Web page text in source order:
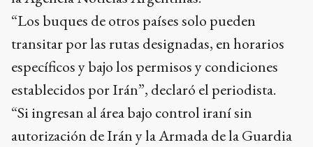
“Los buques de otros países solo pueden
transitar por las rutas designadas, en horarios
específicos y bajo los permisos y condiciones
establecidos por Irán”, declaró el periodista.
“Si ingresan al área bajo control iraní sin
autorización de Irán y la Armada de la Guardia